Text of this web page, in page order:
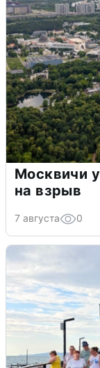
Москвичи
на взрыв
7 августа 0